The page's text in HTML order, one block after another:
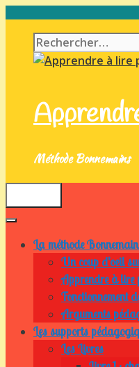
contenuRechercher :
Méthode Bonnemains
La méthode
Un coup d’oeil
Apprendre à lire
Fonctionnement
Arguments
Les supports
Les Livres